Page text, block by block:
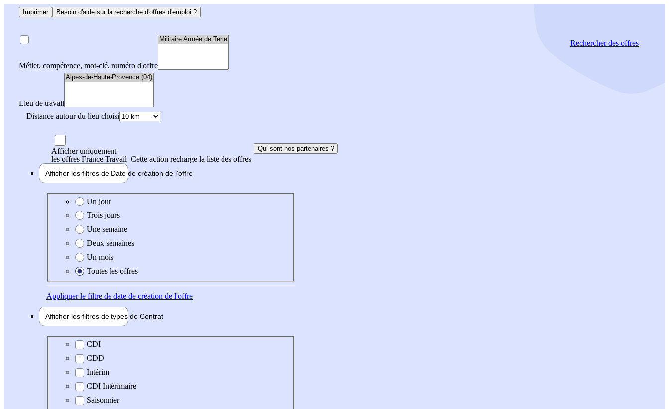
Imprimer Besoin d'aide sur la recherche d'offres d'emploi ?
Métier, compétence, mot-clé, numéro d'offre
Lieu de travail
Distance autour du lieu choisi
Rechercherdes offres
Afficher uniquement
les offres France Travail Cette action recharge la liste des offres
Qui sont nos partenaires ?
Afficher les filtres de Date de création de l'offre
Date de création de l'offre
Un jour
Trois jours
Une semaine
Deux semaines
Un mois
Toutes les offres
Appliquerle filtre de date de création de l'offre
Afficher les filtres de types de Contrat
Type de contrat
CDI
CDD
Intérim
CDI Intérimaire
Saisonnier